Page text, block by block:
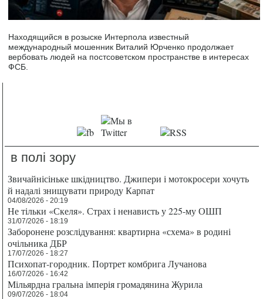
Находящийся в розыске Интерпола известный
международный мошенник Виталий Юрченко продолжает
вербовать людей на постсоветском пространстве в интересах
ФСБ.
в полі зору
Звичайнісіньке шкідництво. Джипери і мотокросери хочуть
й надалі знищувати природу Карпат
04/08/2026 - 20:19
Не тільки «Скеля». Страх і ненависть у 225-му ОШП
31/07/2026 - 18:19
Заборонене розслідування: квартирна «схема» в родині
очільника ДБР
17/07/2026 - 18:27
Психопат-городник. Портрет комбрига Лучанова
16/07/2026 - 16:42
Мільярдна гральна імперія громадянина Журила
09/07/2026 - 18:04